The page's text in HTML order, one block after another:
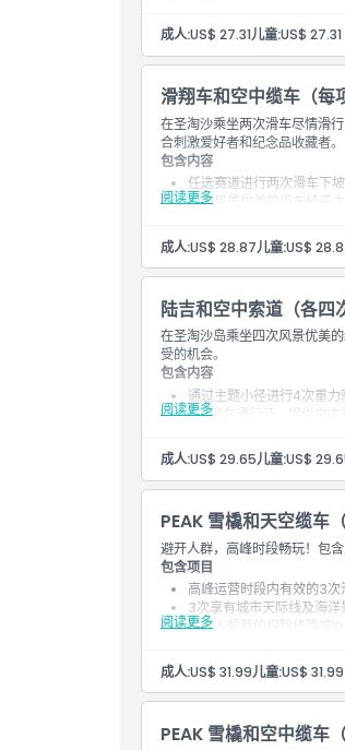
位置
如何到达那里
如何兑换
取消政策
基础教学和骑行者指导
适合初学者和常访游客
成人:US$ 27.31儿童:US$ 27.31
滑翔车和空中缆车（每
在圣淘沙乘坐两次滑车尽情滑
合刺激爱好者和纪念品收藏者。
阅读更多
包含内容
任选赛道进行两次滑车下坡
两次风景优美的缆车椅子之
安全装备及骑行说明
可选择包括龙道或丛林路线
成人:US$ 28.87儿童:US$
陆吉和空中索道（各四
在圣淘沙岛乘坐四次风景优美
受的机会。
阅读更多
包含内容
通过主题小径进行4次重力
4张缆车通行证，提供空中
现场安全演示包含在内
适合不同年龄的骑手
成人:US$ 29.65儿童:US$
PEAK 雪橇和天空缆车
避开人群，高峰时段畅玩！包
阅读更多
包含项目
高峰运营时段内有效的3次
3次享有城市天际线及海
可进入最新的探险线路或
提供必要的安全协议和操作
成人:US$ 31.99儿童:US$ 31.99
PEAK 雪橇和空中缆车